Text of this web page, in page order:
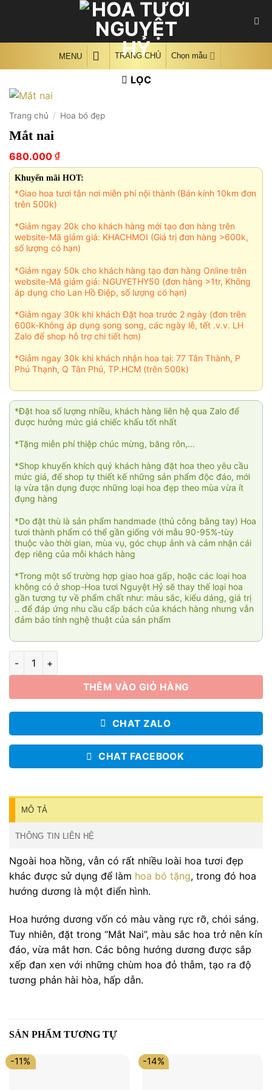
MENU TRANG CHỦ Chọn mẫu
LỌC
Trang chủ / Hoa bó đẹp
Mắt nai
680.000 ₫
Khuyến mãi HOT:
*Giao hoa tươi tận nơi miễn phí nội thành (Bán kính 10km đơn
trên 500k)
*Giảm ngay 20k cho khách hàng mới tạo đơn hàng trên
website-Mã giảm giá: KHACHMOI (Giá trị đơn hàng >600k,
số lượng có hạn)
*Giảm ngay 50k cho khách hàng tạo đơn hàng Online trên
website-Mã giảm giá: NGUYETHY50 (đơn hàng >1tr, Không
áp dụng cho Lan Hồ Điệp, số lượng có hạn)
*Giảm ngay 30k khi khách Đặt hoa trước 2 ngày (đơn trên
600k-Không áp dụng song song, các ngày lễ, tết .v.v. LH
Zalo để shop hỗ trợ chi tiết hơn)
*Giảm ngay 30k khi khách nhận hoa tại: 77 Tân Thành, P
Phú Thạnh, Q Tân Phú, TP.HCM (trên 500k)
*Đặt hoa số lượng nhiều, khách hàng liên hệ qua Zalo để
được hưởng mức giá chiếc khấu tốt nhất
*Tặng miễn phí thiệp chúc mừng, băng rôn,...
*Shop khuyến khích quý khách hàng đặt hoa theo yêu cầu
mức giá, để shop tự thiết kế những sản phẩm độc đáo, mới
lạ vừa tận dụng được những loại hoa đẹp theo mùa vừa ít
đụng hàng
*Do đặt thù là sản phẩm handmade (thủ công bằng tay) Hoa
tươi thành phẩm có thể gần giống với mẫu 90-95%-tùy
thuộc vào thời gian, mùa vụ, góc chụp ảnh và cảm nhận cái
đẹp riêng của mỗi khách hàng
*Trong một số trường hợp giao hoa gấp, hoặc các loại hoa
không có ở shop-Hoa tươi Nguyệt Hỷ sẽ thay thế loại hoa
gần tương tự về phẩm chất như: màu sắc, kiểu dáng, giá trị
.. để đáp ứng nhu cầu cấp bách của khách hàng nhưng vẫn
đảm bảo tính nghệ thuật của sản phẩm
Mắt nai số lượng
THÊM VÀO GIỎ HÀNG
CHAT ZALO
CHAT FACEBOOK
MÔ TẢ
THÔNG TIN LIÊN HỆ
Ngoài hoa hồng, vẫn có rất nhiều loài hoa tươi đẹp
khác được sử dụng để làm hoa bó tặng, trong đó hoa
hướng dương là một điển hình.
Hoa hướng dương vốn có màu vàng rực rỡ, chói sáng.
Tuy nhiên, đặt trong “Mắt Nai”, màu sắc hoa trở nên kín
đáo, vừa mắt hơn. Các bông hướng dương được sắp
xếp đan xen với những chùm hoa đỏ thẫm, tạo ra độ
tương phản hài hòa, hấp dẫn.
SẢN PHẨM TƯƠNG TỰ
-11% -14%